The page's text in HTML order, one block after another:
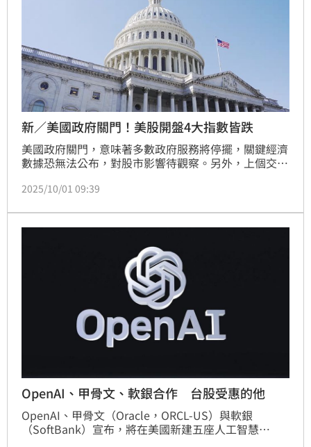
新／美國政府關門！美股開盤4大指數皆跌
美國政府關門，意味著多數政府服務將停擺，關鍵經濟
數據恐無法公布，對股市影響待觀察。另外，上個交易
CoreWeave宣布與Meta簽下大合約，相關科技股可留
2025/10/01 09:39
OpenAI、甲骨文、軟銀合作 台股受惠的他
OpenAI、甲骨文（Oracle，ORCL-US）與軟銀
（SoftBank）宣布，將在美國新建五座人工智慧